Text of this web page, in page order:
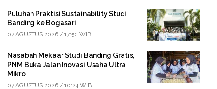
Puluhan Praktisi Sustainability Studi
Banding ke Bogasari
07 AGUSTUS 2026 / 17:50 WIB
Nasabah Mekaar Studi Banding Gratis,
PNM Buka Jalan Inovasi Usaha Ultra
Mikro
07 AGUSTUS 2026 / 10:24 WIB